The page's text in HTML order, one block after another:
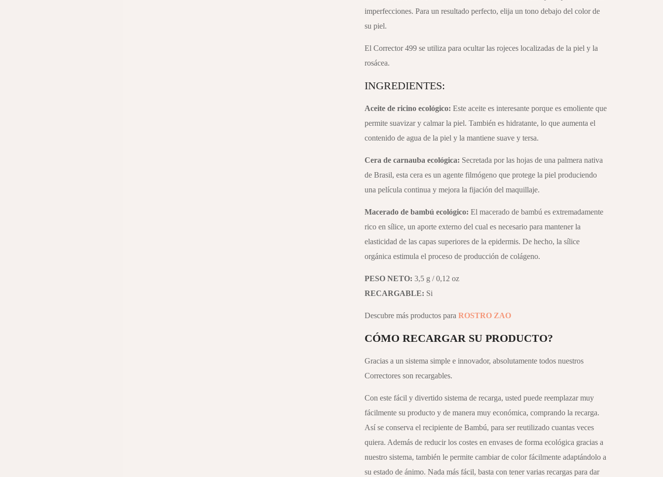
imperfecciones. Para un resultado perfecto, elija un tono debajo del color de
su piel.
El Corrector 499 se utiliza para ocultar las rojeces localizadas de la piel y la
rosácea.
INGREDIENTES:
Aceite de ricino ecológico: Este aceite es interesante porque es emoliente que
permite suavizar y calmar la piel. También es hidratante, lo que aumenta el
contenido de agua de la piel y la mantiene suave y tersa.
Cera de carnauba ecológica: Secretada por las hojas de una palmera nativa
de Brasil, esta cera es un agente filmógeno que protege la piel produciendo
una película continua y mejora la fijación del maquillaje.
Macerado de bambú ecológico: El macerado de bambú es extremadamente
rico en sílice, un aporte externo del cual es necesario para mantener la
elasticidad de las capas superiores de la epidermis. De hecho, la sílice
orgánica estimula el proceso de producción de colágeno.
PESO NETO: 3,5 g / 0,12 oz
RECARGABLE: Si
Descubre más productos para ROSTRO ZAO
CÓMO RECARGAR SU PRODUCTO?
Gracias a un sistema simple e innovador, absolutamente todos nuestros
Correctores son recargables.
Con este fácil y divertido sistema de recarga, usted puede reemplazar muy
fácilmente su producto y de manera muy económica, comprando la recarga.
Así se conserva el recipiente de Bambú, para ser reutilizado cuantas veces
quiera. Además de reducir los costes en envases de forma ecológica gracias a
nuestro sistema, también le permite cambiar de color fácilmente adaptándolo a
su estado de ánimo. Nada más fácil, basta con tener varias recargas para dar